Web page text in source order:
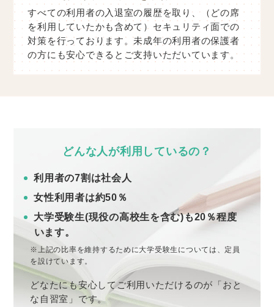
すべての利用者の入退室の履歴を取り、（どの席
を利用していたかも含めて）セキュリティ面での
対策を行っております。未成年の利用者の保護者
の方にも安心できるとご支持いただいています。
どんな人が利用しているの？
利用者の7割は社会人
女性利用者は約50％
大学受験生(現役の高校生を含む)も20％程度
います。
※上記の比率を維持するために大学受験生については、定員
を設けています。
どなたにも安心してご利用いただけるのが「おと
な自習室」です。